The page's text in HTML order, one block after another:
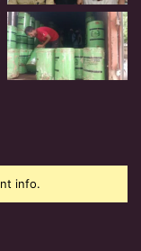
info.